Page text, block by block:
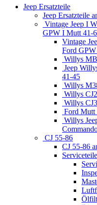
Jeep Ersatzteile
Jeep Ersatzteile
Vintage Jeep I
GPW I Mutt 41-
Vintage
Ford
Willys
Jeep
41-45
Willys
Willys
Willys
Ford Mutt
Willys
CJ 55-86
CJ 55-86